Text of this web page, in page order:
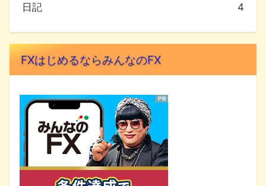
日記 4
FXはじめるならみんなのFX